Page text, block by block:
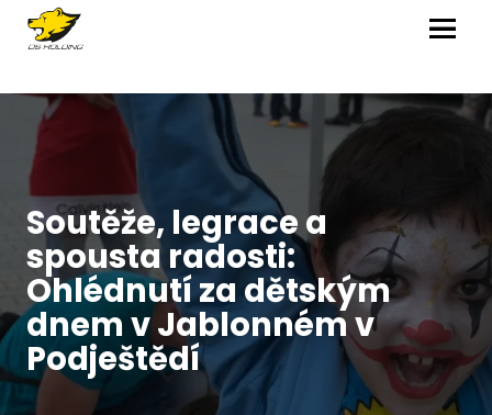
MENU
Soutěže, legrace a
spousta radosti:
Ohlédnutí za dětským
dnem v Jablonném v
Podještědí